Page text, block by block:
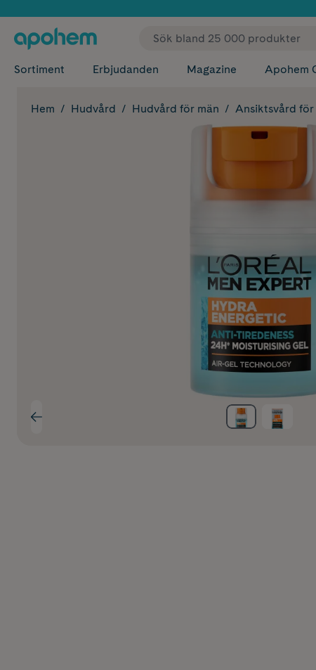
Sortiment Erbjudanden Magazine Apohem
Hem Hudvård Hudvård för män Ansiktsvård för